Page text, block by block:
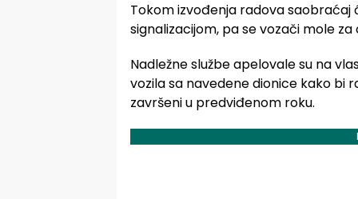
Tokom izvođenja radova
signalizacijom, pa se vozači mole
Nadležne službe apelovale su na
vozila sa navedene dionice kako bi
završeni u predviđenom roku.